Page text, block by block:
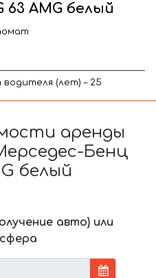
AMG белый
(лет) – 25
аренды
Бенц
белый
авто) или